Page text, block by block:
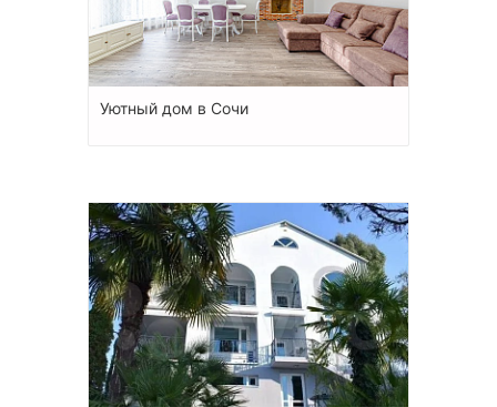
Уютный дом в Сочи